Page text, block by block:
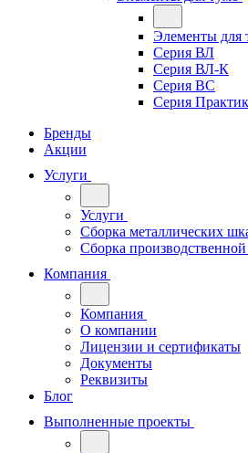
Элементы для
Серия ВЛ
Серия ВЛ-К
Серия ВС
Серия Практик
Бренды
Акции
Услуги
Услуги
Сборка металлических
Сборка
Компания
Компания
О компании
Лицензии и сертификаты
Документы
Реквизиты
Блог
Выполненные проекты